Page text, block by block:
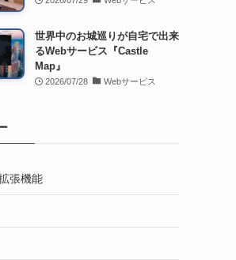
世界中のお城巡りが自宅で出来
るWebサービス『Castle
Map』
2026/07/28 Webサービス
張機能